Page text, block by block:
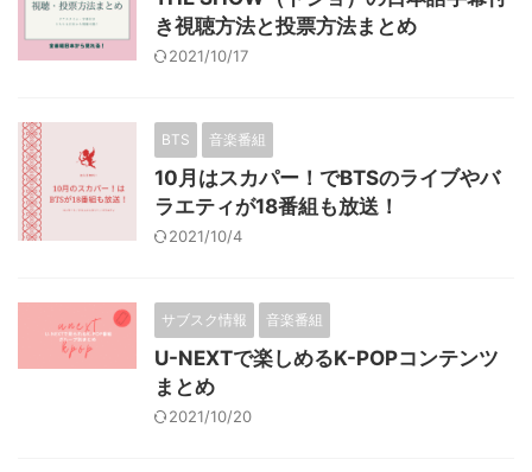
き視聴方法と投票方法まとめ
2021/10/17
BTS 音楽番組
10月はスカパー！でBTSのライブやバ
ラエティが18番組も放送！
2021/10/4
サブスク情報 音楽番組
U-NEXTで楽しめるK-POPコンテンツ
まとめ
2021/10/20